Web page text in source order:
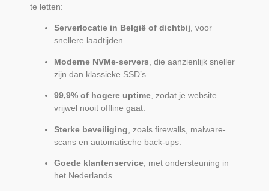
te letten:
Serverlocatie in België of dichtbij, voor
snellere laadtijden.
Moderne NVMe-servers , die aanzienlijk sneller
zijn dan klassieke SSD’s.
99,9% of hogere uptime, zodat je website
vrijwel nooit offline gaat.
Sterke beveiliging , zoals firewalls, malware-
scans en automatische back-ups.
Goede klantenservice , met ondersteuning in
het Nederlands.